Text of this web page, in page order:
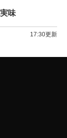
味
17:30更新